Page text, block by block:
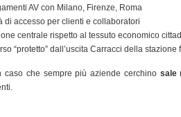
AV con Milano, Firenze, Roma
di accesso per clienti e collaboratori
centrale rispetto al tessuto economico
“protetto” dall’uscita Carracci della
caso che sempre più aziende cerchino sale